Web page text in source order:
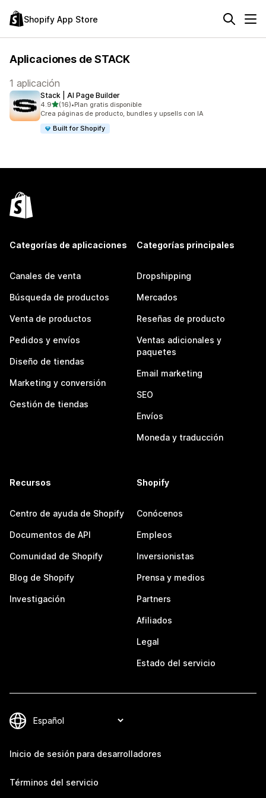
Shopify App Store
Aplicaciones de STACK
1 aplicación
Stack | AI Page Builder
4.9de 5 estrellas
(16)
16 reseñas en total
•Plan gratis disponible
Crea páginas de producto, bundles y upsells con IA
Built for Shopify
Categorías de aplicaciones
Canales de venta
Búsqueda de productos
Venta de productos
Pedidos y envíos
Diseño de tiendas
Marketing y conversión
Gestión de tiendas
Categorías principales
Dropshipping
Mercados
Reseñas de producto
Ventas adicionales y
paquetes
Email marketing
SEO
Envíos
Moneda y traducción
Recursos
Centro de ayuda de Shopify
Documentos de API
Comunidad de Shopify
Blog de Shopify
Investigación
Shopify
Conócenos
Empleos
Inversionistas
Prensa y medios
Partners
Afiliados
Legal
Estado del servicio
Inicio de sesión para desarrolladores
Términos del servicio